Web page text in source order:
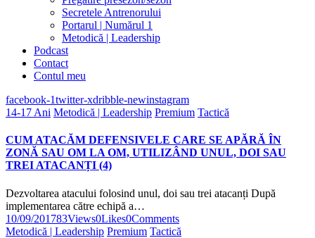
Secretele Antrenorului
Portarul | Numărul 1
Metodică | Leadership
Podcast
Contact
Contul meu
facebook-1twitter-xdribble-newinstagram
14-17 Ani Metodică | Leadership Premium Tactică
CUM ATACĂM DEFENSIVELE CARE SE APĂRĂ ÎN
ZONĂ SAU OM LA OM, UTILIZÂND UNUL, DOI SAU
TREI ATACANȚI (4)
Dezvoltarea atacului folosind unul, doi sau trei atacanți După
implementarea către echipă a…
10/09/201783Views0Likes0Comments
Metodică | Leadership Premium Tactică